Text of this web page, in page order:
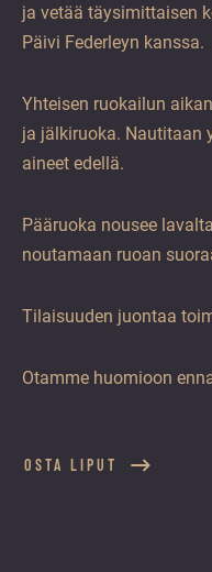
ja vetää täysimittaisen
Päivi Federleyn kanssa.
Yhteisen ruokailun
ja jälkiruoka. Nautitaan
aineet edellä.
Pääruoka nousee
noutamaan ruoan
Tilaisuuden juontaa
Otamme huomioon
OSTA LIPUT